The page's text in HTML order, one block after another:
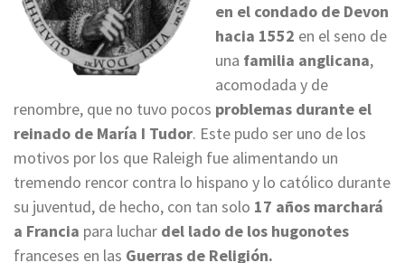
en el condado de Devon
hacia 1552 en el seno de
una familia anglicana,
acomodada y de
renombre, que no tuvo pocos problemas durante el
reinado de María I Tudor. Este pudo ser uno de los
motivos por los que Raleigh fue alimentando un
tremendo rencor contra lo hispano y lo católico durante
su juventud, de hecho, con tan solo 17 años marchará
a Francia para luchar del lado de los hugonotes
franceses en las Guerras de Religión.